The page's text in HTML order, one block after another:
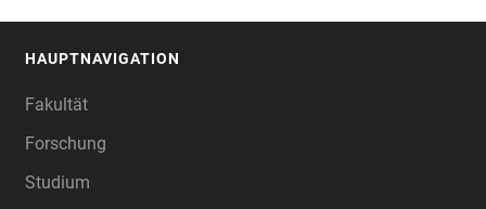
HAUPTNAVIGATION
Fakultät
Forschung
Studium